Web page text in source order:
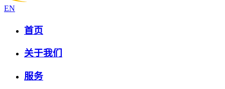
EN
首页
关于我们
服务